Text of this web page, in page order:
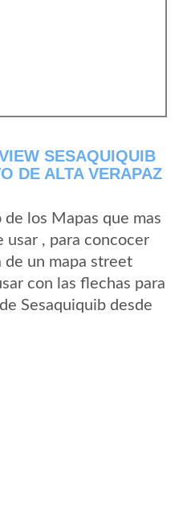
SESAQUIQUIB
DE ALTA VERAPAZ
los Mapas que mas
usar , para concocer
de un mapa street
con las flechas para
Sesaquiquib desde